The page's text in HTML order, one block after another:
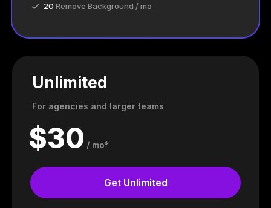
20 Remove Background / mo
Unlimited
For agencies and larger teams
$30 / mo*
Get Unlimited